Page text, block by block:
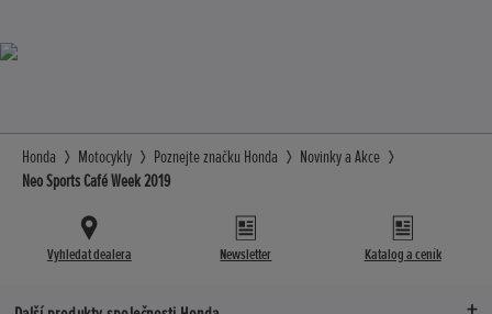
Honda Motocykly Poznejte značku Honda
Novinky a Akce
Neo Sports Café Week 2019
Vyhledat dealera Newsletter Katalog a ceník